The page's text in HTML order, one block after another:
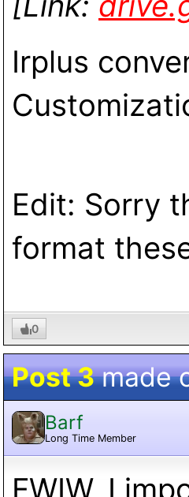
Irplus
Edit: Sorry
format
0
Post 3made
Barf
Long Time Member
FWIW, I